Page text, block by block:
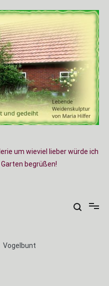
um wieviel lieber würde ich
begrüßen!
Vogelbunt